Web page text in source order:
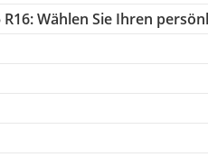
Wählen Sie Ihren